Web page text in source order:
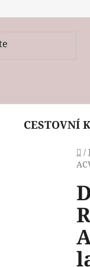
CESTOVNÍ
/